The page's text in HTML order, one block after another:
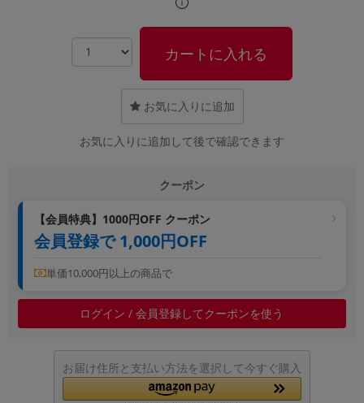
カートに入れる
お気に入りに追加
お気に入りに追加して後で確認できます
クーポン
【会員特典】1000円OFF クーポン
会員登録で 1,000円OFF
単価10,000円以上の商品で
ログイン / 会員登録してクーポンを使う
お届け住所と支払い方法を選択して今すぐ購入
モニタサイズ
~
価格
円 ～ 円